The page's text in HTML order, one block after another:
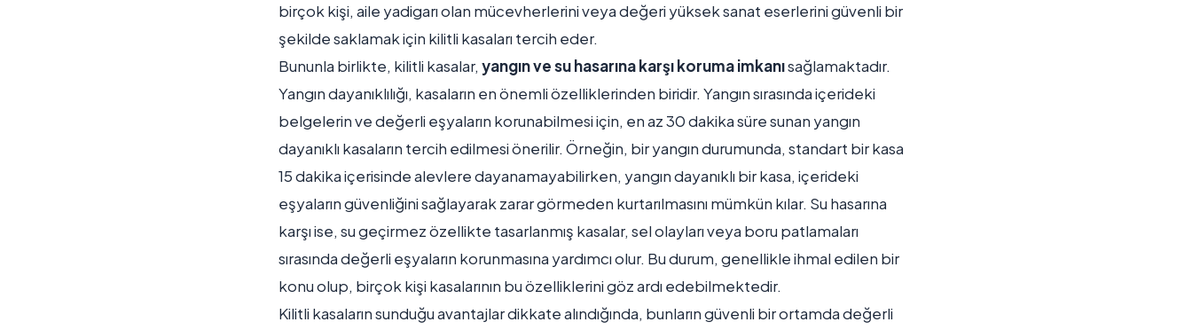
birçok kişi, aile yadigarı olan mücevherlerini veya değeri yüksek sanat eserlerini güvenli bir
şekilde saklamak için kilitli kasaları tercih eder.
Bununla birlikte, kilitli kasalar, yangın ve su hasarına karşı koruma imkanısağlamaktadır.
Yangın dayanıklılığı, kasaların en önemli özelliklerinden biridir. Yangın sırasında içerideki
belgelerin ve değerli eşyaların korunabilmesi için, en az 30 dakika süre sunan yangın
dayanıklı kasaların tercih edilmesi önerilir. Örneğin, bir yangın durumunda, standart bir kasa
15 dakika içerisinde alevlere dayanamayabilirken, yangın dayanıklı bir kasa, içerideki
eşyaların güvenliğini sağlayarak zarar görmeden kurtarılmasını mümkün kılar. Su hasarına
karşı ise, su geçirmez özellikte tasarlanmış kasalar, sel olayları veya boru patlamaları
sırasında değerli eşyaların korunmasına yardımcı olur. Bu durum, genellikle ihmal edilen bir
konu olup, birçok kişi kasalarının bu özelliklerini göz ardı edebilmektedir.
Kilitli kasaların sunduğu avantajlar dikkate alındığında, bunların güvenli bir ortamda değerli